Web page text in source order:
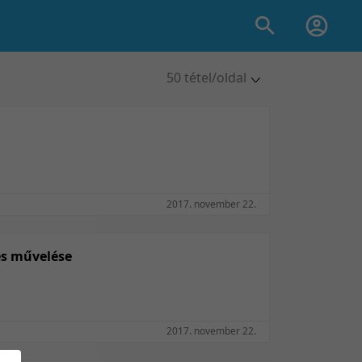
50 tétel/oldal
100 tétel/oldal
2017. november 22.
művelése
2017. november 22.